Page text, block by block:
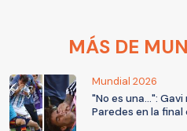
MÁS DE
Mundial 2026
"No es una...":
Paredes en la final